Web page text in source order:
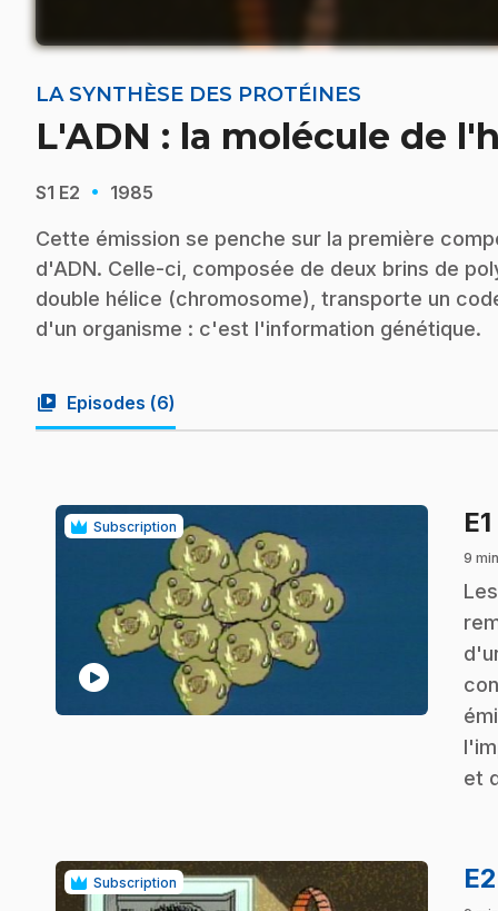
LA SYNTHÈSE DES PROTÉINES
L'ADN : la molécule de
S1 E2 · 1985
Cette émission se penche sur la première
d'ADN. Celle-ci, composée de deux brins de
double hélice (chromosome), transporte un
d'un organisme : c'est l'information génétique.
video_library Episodes (6)
Subscription
play_circle
E1
9
.
et
Subscription E2